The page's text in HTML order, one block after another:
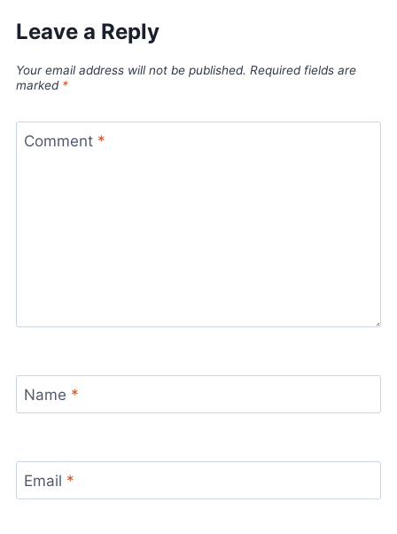
Leave a Reply
Your email address will not be published. Required fields are
marked *
Comment *
Name *
Email *